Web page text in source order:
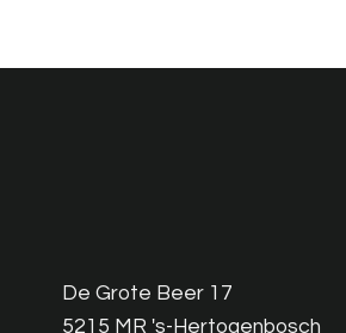
De Grote Beer 17
5215 MR 's-Hertogenbosch